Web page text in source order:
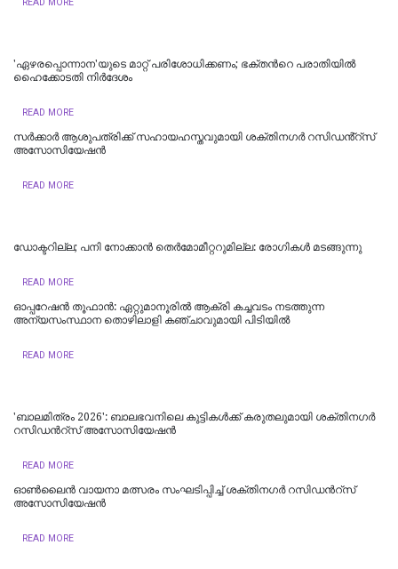
READ MORE
'ഏഴരപ്പൊന്നാന'യുടെ മാറ്റ് പരിശോധിക്കണം; ഭക്തന്‍റെ പരാതിയിൽ
ഹെെക്കോടതി നിർദേശം
READ MORE
സർക്കാർ ആശുപത്രിക്ക് സഹായഹസ്തവുമായി ശക്തിനഗർ റസിഡൻ്റ്സ്
അസോസിയേഷൻ
READ MORE
ഡോക്ടറില്ല; പനി നോക്കാൻ തെർമോമീറ്ററുമില്ല: രോഗികൾ മടങ്ങുന്നു
READ MORE
ഓപ്പറേഷൻ തൂഫാൻ: ഏറ്റുമാനൂരിൽ ആക്രി കച്ചവടം നടത്തുന്ന
അന്യസംസ്ഥാന തൊഴിലാളി കഞ്ചാവുമായി പിടിയിൽ
READ MORE
'ബാലമിത്രം 2026': ബാലഭവനിലെ കുട്ടികൾക്ക് കരുതലുമായി ശക്തിനഗർ
റസിഡന്‍റ്സ് അസോസിയേഷന്‍
READ MORE
ഓൺലൈൻ വായനാ മത്സരം സംഘടിപ്പിച്ച് ശക്തിനഗർ റസിഡന്‍റ്സ്
അസോസിയേഷൻ
READ MORE